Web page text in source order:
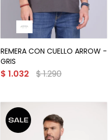
REMERA CON CUELLO ARROW -
GRIS
$ 1.032 $1.290